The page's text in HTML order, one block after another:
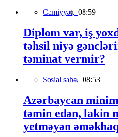
Cəmiyyət, 08:59
Diplom var, iş
təhsil niyə
təminat vermir?
Sosial sahə, 08:53
Azərbaycan
təmin edən, lakin
yetməyən